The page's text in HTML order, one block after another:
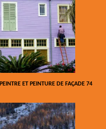
PEINTRE ET PEINTURE DE FAÇADE 74